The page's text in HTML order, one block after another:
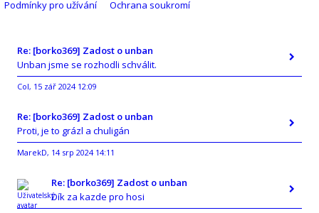
Podmínky pro užívání Ochrana soukromí
Re: [borko369] Zadost o unban
Unban jsme se rozhodli schválit.
Col, 15 zář 2024 12:09
Re: [borko369] Zadost o unban
Proti, je to grázl a chuligán
MarekD, 14 srp 2024 14:11
Re: [borko369] Zadost o unban
Dík za kazde pro hosi